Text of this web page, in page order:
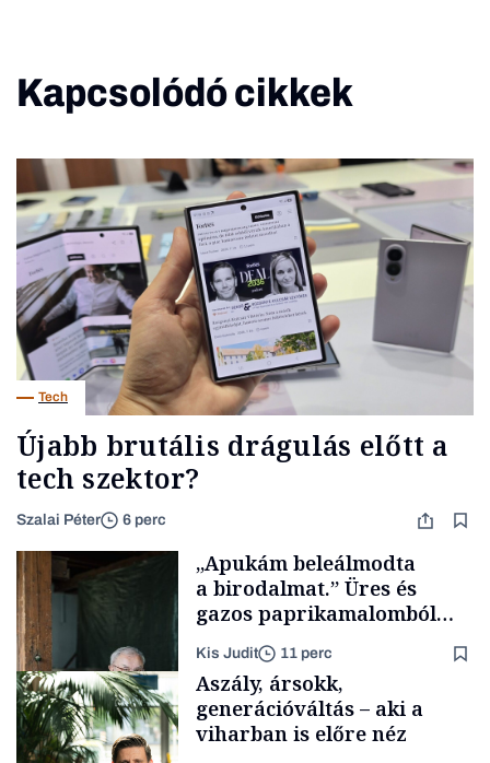
Kapcsolódó cikkek
Tech
Újabb brutális drágulás előtt a
tech szektor?
Szalai Péter 6 perc
„Apukám beleálmodta
a birodalmat.” Üres és
gazos paprikamalomból
fűszersztori
Kis Judit 11 perc
Aszály, ársokk,
generációváltás – aki a
viharban is előre néz